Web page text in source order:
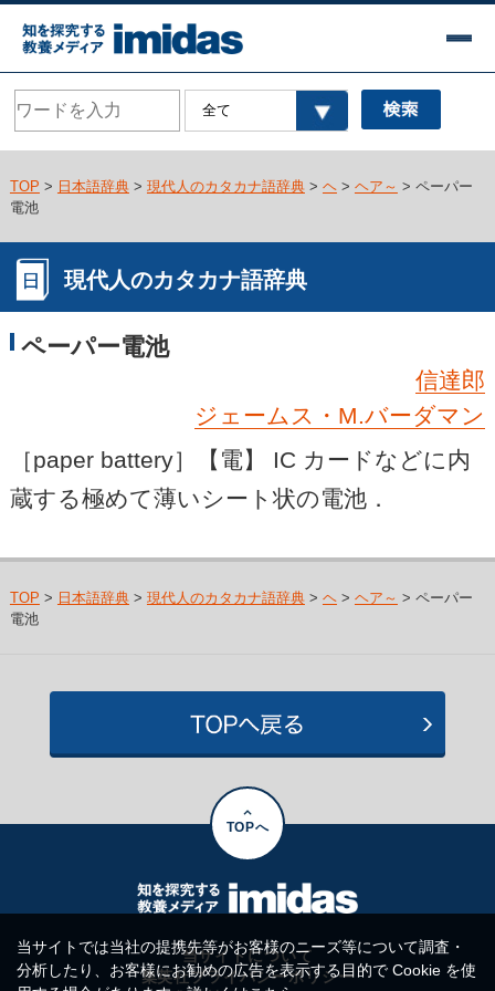
TOP > 日本語辞典> 現代人のカタカナ語辞典> ヘ> ヘア～ > ペーパー
電池
現代人のカタカナ語辞典
ペーパー電池
信達郎
ジェームス・M.バーダマン
［paper battery］【電】 IC カードなどに内
蔵する極めて薄いシート状の電池．
TOP > 日本語辞典> 現代人のカタカナ語辞典> ヘ> ヘア～ > ペーパー
電池
TOPへ
当サイトについて
集英社プライバシーポリシー
当サイトでは当社の提携先等がお客様のニーズ等について調査・
分析したり、お客様にお勧めの広告を表示する目的で Cookie を使